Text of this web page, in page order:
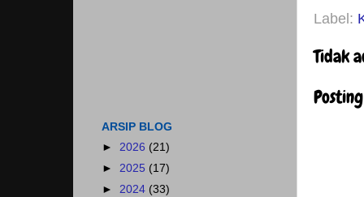
Label:
Tidak
ARSIP BLOG
► 2026 (21)
► 2025 (17)
► 2024 (33)